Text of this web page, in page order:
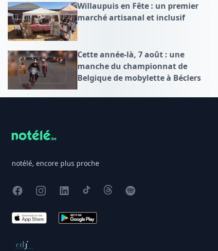
Willaupuis en Fête : un premier
marché artisanal et inclusif
Cette année-là, 7 août : une
manche du championnat de
Belgique de mobylette à Béclers
notélé, encore plus proche
FacebookInstagram
X TikTokThreadsSpotify
App Store Google Play
Conseil de déontologie journalistique